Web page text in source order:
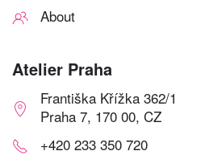
About
Atelier Praha
Františka Křížka 362/1
Praha 7, 170 00, CZ
+420 233 350 720